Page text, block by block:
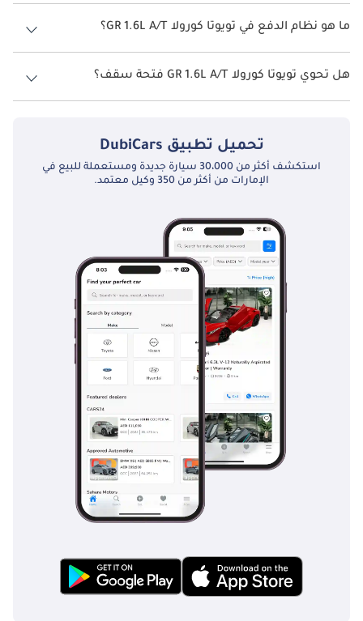
تتسع تويوتا كورولا GR 1.6L A/T لأ 5 أشخاص.
ما هو نظام الدفع في تويوتا كورولا GR 1.6L A/T؟
نظام الدفع في تويوتا كورولا All Wheel Drive GR 1.6L A/T.
هل تحوي تويوتا كورولا GR 1.6L A/T فتحة سقف؟
نعم توفر تويوتا كورولا GR 1.6L A/T فتحة السقف كخيار.
تحميل تطبيق DubiCars
استكشف أكثر من 30،000 سيارة جديدة ومستعملة للبيع في
الإمارات من أكثر من 350 وكيل معتمد.